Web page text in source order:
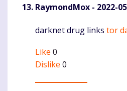
RaymondMox - 2022-
Komentaras
darknet drug links tor
Like 0
Dislike 0